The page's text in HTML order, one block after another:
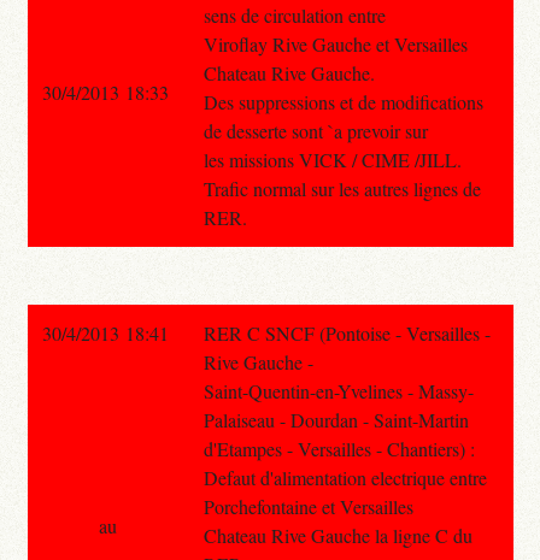
sens de circulation entre
Viroflay Rive Gauche et Versailles
Chateau Rive Gauche.
Des suppressions et de modifications
de desserte sont `a prevoir sur
les missions VICK / CIME /JILL.
Trafic normal sur les autres lignes de
RER.
30/4/2013 18:33
30/4/2013 18:41
RER C SNCF (Pontoise - Versailles -
Rive Gauche -
Saint-Quentin-en-Yvelines - Massy-
Palaiseau - Dourdan - Saint-Martin
d'Etampes - Versailles - Chantiers) :
Defaut d'alimentation electrique entre
Porchefontaine et Versailles
Chateau Rive Gauche la ligne C du
au